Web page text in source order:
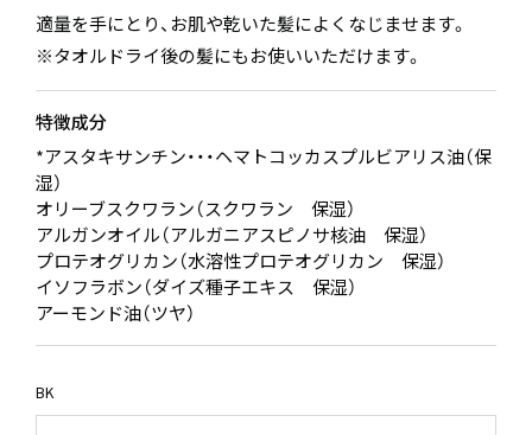
適量を手にとり、お肌や乾いた髪によくなじませます。
※タオルドライ後の髪にもお使いいただけます。
特徴成分
*アスタキサンチン・・・ヘマトコッカスプルビアリス油（保
湿）
オリーブスクワラン（スクワラン 保湿）
アルガンオイル（アルガニアスピノサ核油 保湿）
プロテオグリカン（水溶性プロテオグリカン 保湿）
イソフラボン（ダイズ種子エキス 保湿）
アーモンド油（ツヤ）
BK